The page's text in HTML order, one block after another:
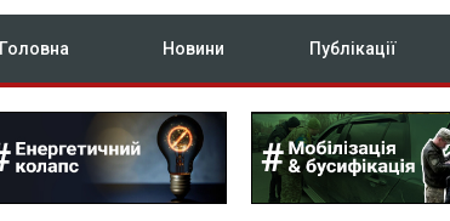
Головна Новини Публікації